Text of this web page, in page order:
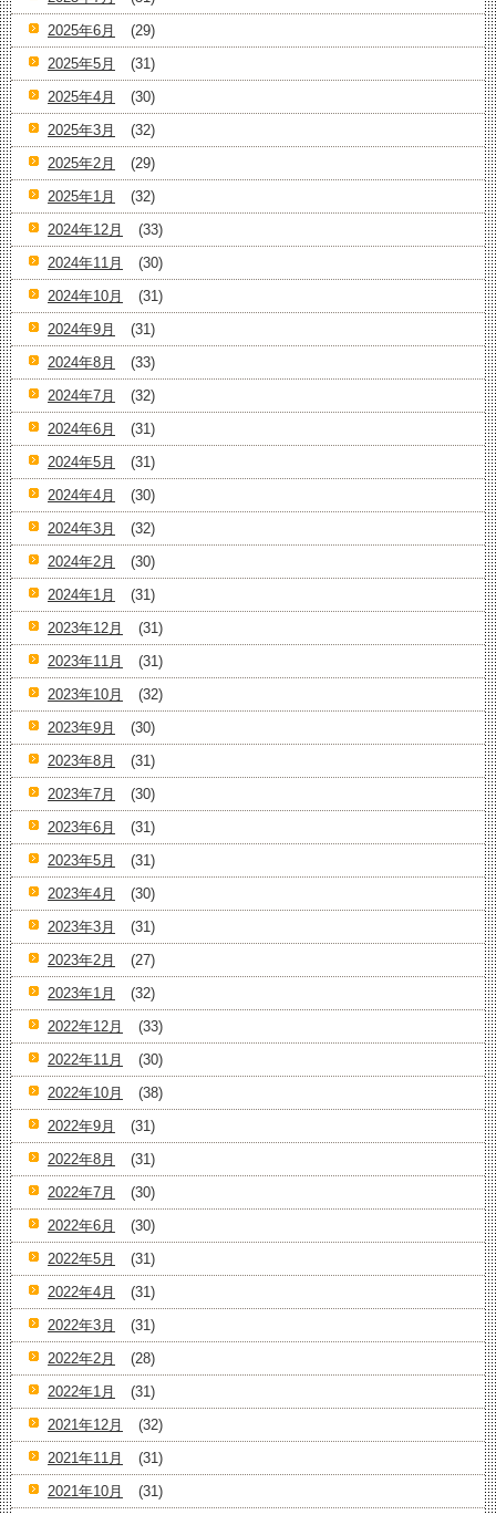
2025年6月
(29)
2025年5月
(31)
2025年4月
(30)
2025年3月
(32)
2025年2月
(29)
2025年1月
(32)
2024年12月
(33)
2024年11月
(30)
2024年10月
(31)
2024年9月
(31)
2024年8月
(33)
2024年7月
(32)
2024年6月
(31)
2024年5月
(31)
2024年4月
(30)
2024年3月
(32)
2024年2月
(30)
2024年1月
(31)
2023年12月
(31)
2023年11月
(31)
2023年10月
(32)
2023年9月
(30)
2023年8月
(31)
2023年7月
(30)
2023年6月
(31)
2023年5月
(31)
2023年4月
(30)
2023年3月
(31)
2023年2月
(27)
2023年1月
(32)
2022年12月
(33)
2022年11月
(30)
2022年10月
(38)
2022年9月
(31)
2022年8月
(31)
2022年7月
(30)
2022年6月
(30)
2022年5月
(31)
2022年4月
(31)
2022年3月
(31)
2022年2月
(28)
2022年1月
(31)
2021年12月
(32)
2021年11月
(31)
2021年10月
(31)